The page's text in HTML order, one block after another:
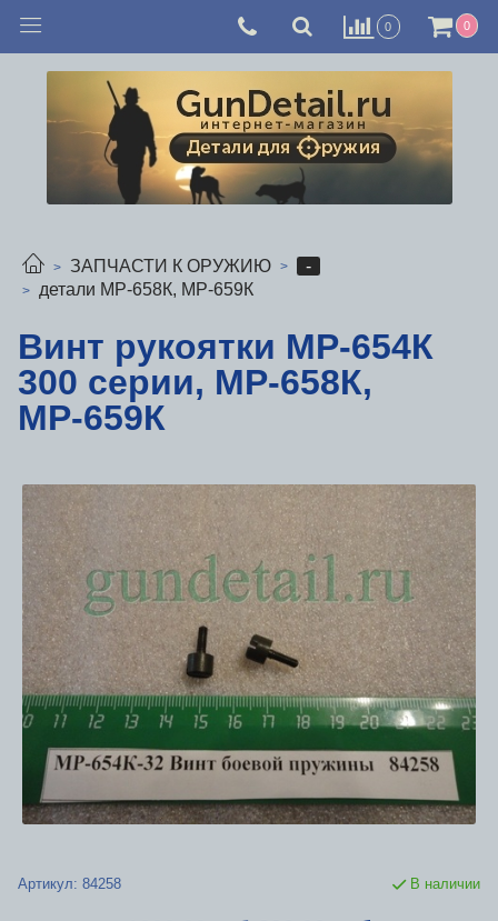
0 0
ЗАПЧАСТИ К ОРУЖИЮ
-
детали МР-658К, МР-659К
Винт рукоятки МР-654К
300 серии, МР-658К,
МР-659К
Артикул: 84258 В наличии